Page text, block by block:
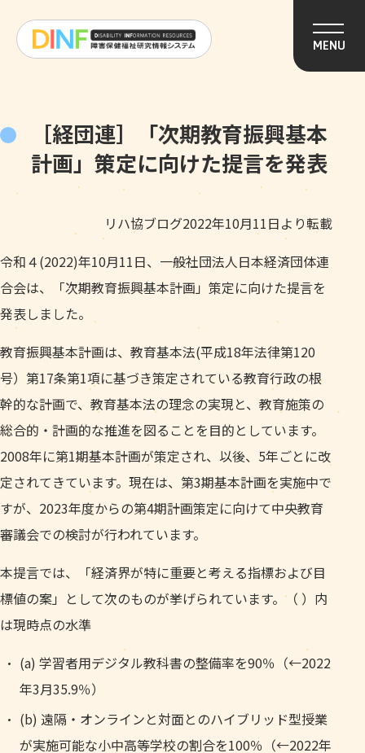
MENU
［経団連］「次期教育振興基本
計画」策定に向けた提言を発表
リハ協ブログ2022年10月11日より転載
令和４(2022)年10月11日、一般社団法人日本経済団体連
合会は、「次期教育振興基本計画」策定に向けた提言を
発表しました。
教育振興基本計画は、教育基本法(平成18年法律第120
号）第17条第1項に基づき策定されている教育行政の根
幹的な計画で、教育基本法の理念の実現と、教育施策の
総合的・計画的な推進を図ることを目的としています。
2008年に第1期基本計画が策定され、以後、5年ごとに改
定されてきています。現在は、第3期基本計画を実施中で
すが、2023年度からの第4期計画策定に向けて中央教育
審議会での検討が行われています。
本提言では、「経済界が特に重要と考える指標および目
標値の案」として次のものが挙げられています。（ ）内
は現時点の水準
(a) 学習者用デジタル教科書の整備率を90％（←2022
年3月35.9％）
(b) 遠隔・オンラインと対面とのハイブリッド型授業
が実施可能な小中高等学校の割合を100％（←2022年